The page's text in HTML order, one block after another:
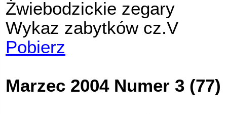
Żwiebodzickie zegary
Wykaz zabytków cz.V
Pobierz
Marzec 2004 Numer 3 (77)